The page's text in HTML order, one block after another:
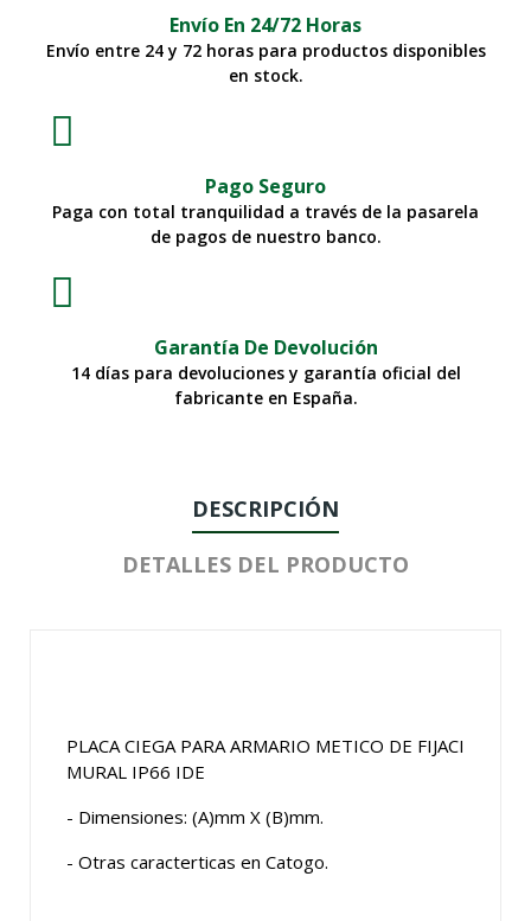
Envío En 24/72 Horas
Envío entre 24 y 72 horas para productos disponibles
en stock.
Pago Seguro
Paga con total tranquilidad a través de la pasarela
de pagos de nuestro banco.
Garantía De Devolución
14 días para devoluciones y garantía oficial del
fabricante en España.
DESCRIPCIÓN
DETALLES DEL PRODUCTO
PLACA CIEGA PARA ARMARIO METICO DE FIJACI
MURAL IP66 IDE
- Dimensiones: (A)mm X (B)mm.
- Otras caracterticas en Catogo.